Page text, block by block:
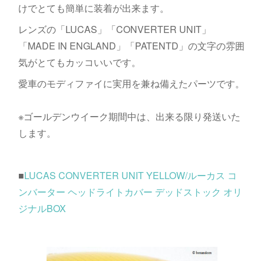
けでとても簡単に装着が出来ます。
レンズの「LUCAS」「CONVERTER UNIT」
「MADE IN ENGLAND」「PATENTD」の文字の雰囲
気がとてもカッコいいです。
愛車のモディファイに実用を兼ね備えたパーツです。
※ゴールデンウイーク期間中は、出来る限り発送いた
します。
■LUCAS CONVERTER UNIT YELLOW/ルーカス コ
ンバーター ヘッドライトカバー デッドストック オリ
ジナルBOX